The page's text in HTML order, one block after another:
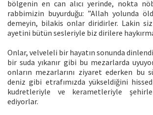
bölgenin en can alıcı yerinde, nokta
rabbimizin buyurduğu: ”Allah yolunda
demeyin, bilakis onlar diridirler. Lakin siz
ayetini bütün sesleriyle biz dirilere
Onlar, velveleli bir hayatın sonunda
bir suda yıkanır gibi bu mezarlarda
onların mezarlarını ziyaret ederken bu
deniz gibi etrafımızda yükseldiğini
kudretleriyle ve kerametleriyle
ediyorlar.